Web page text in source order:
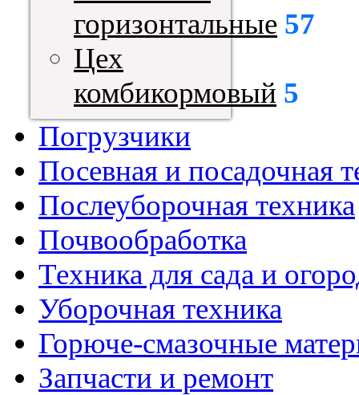
горизонтальные 57
Цех
комбикормовый 5
Погрузчики
Посевная и посадочная
Послеуборочная техника
Почвообработка
Техника для сада и
Уборочная техника
Горюче-смазочные
Запчасти и ремонт